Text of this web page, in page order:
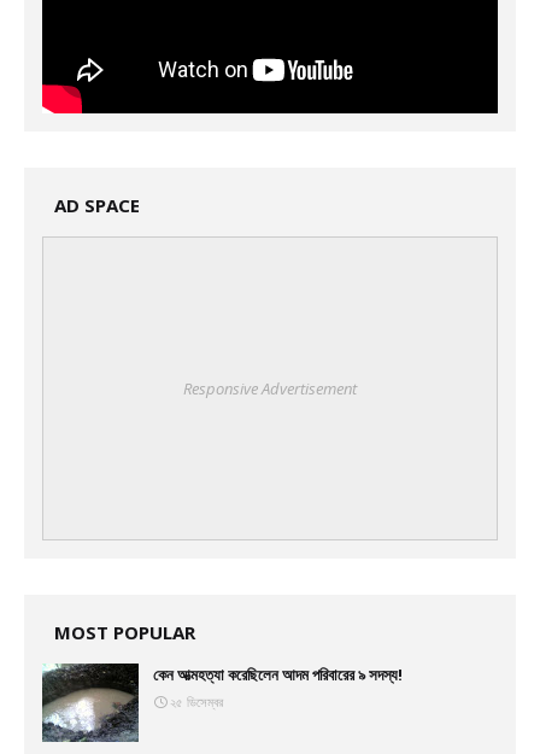
AD SPACE
Responsive Advertisement
MOST POPULAR
কেন আত্মহত্যা করেছিলেন আদম পরিবারের ৯ সদস্য!
২৫ ডিসেম্বর